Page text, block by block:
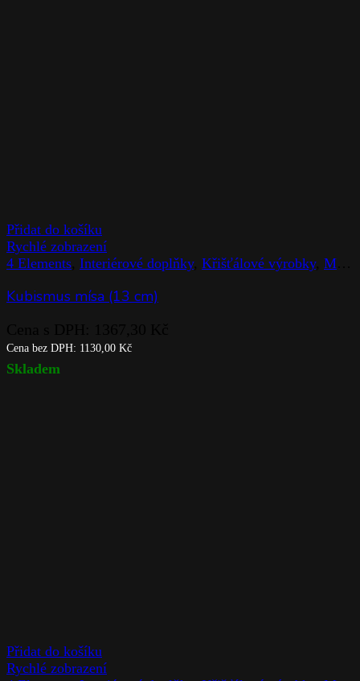
Přidat do košíku
Rychlé zobrazení
4 Elements Interiérové doplňky, Křišťálové výrobky, Mísy
Kubismus mísa (13 cm)
Cena bez DPH: 1130,00 Kč
Skladem
Přidat do košíku
Rychlé zobrazení